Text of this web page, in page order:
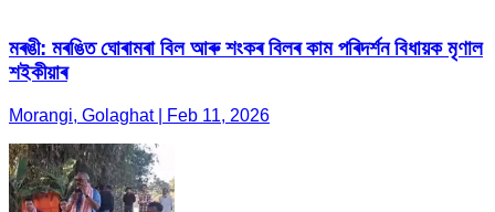
মৰঙী: মৰঙিত ঘোৰামৰা বিল আৰু শংকৰ বিলৰ কাম পৰিদৰ্শন বিধায়ক মৃণাল
শইকীয়াৰ
Morangi, Golaghat | Feb 11, 2026